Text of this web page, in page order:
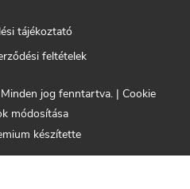
tájékoztató
feltételek
készítette
jog fenntartva. | Cookie
módosítása